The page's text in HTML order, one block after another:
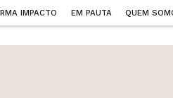
IMPACTO EM PAUTA QUEM